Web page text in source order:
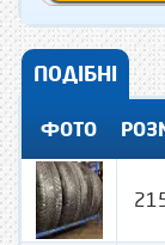
ПОДІБНІ
ФОТО